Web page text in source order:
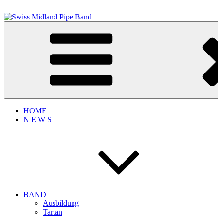
Inhalt
springen
Swiss Midland Pipe Band
Bagpipe Music
HOME
N E W S
BAND
Ausbildung
Tartan